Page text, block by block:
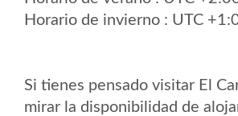
Horario de invierno : UTC
Si tienes pensado visitar El
mirar la disponibilidad de